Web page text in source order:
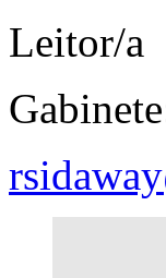
Leitor/a